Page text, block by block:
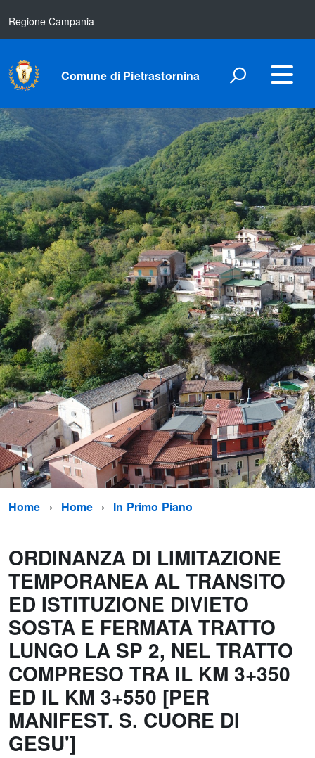
Regione Campania
Comune di Pietrastornina
Home Home In Primo Piano
ORDINANZA DI LIMITAZIONE
TEMPORANEA AL TRANSITO
ED ISTITUZIONE DIVIETO
SOSTA E FERMATA TRATTO
LUNGO LA SP 2, NEL TRATTO
COMPRESO TRA IL KM 3+350
ED IL KM 3+550 [PER
MANIFEST. S. CUORE DI
GESU']